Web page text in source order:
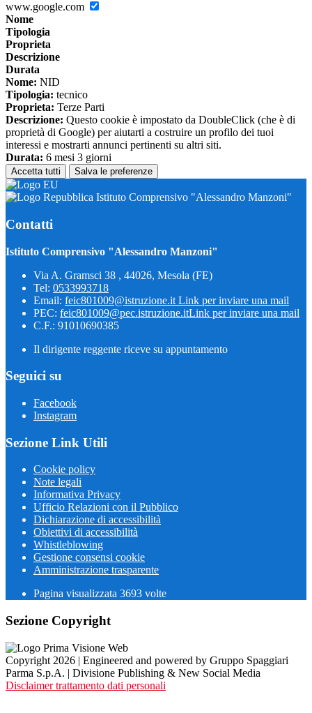
www.google.com
Nome
Tipologia
Proprieta
Descrizione
Durata
Nome: NID
Tipologia: tecnico
Proprieta: Terze Parti
Descrizione: Questo cookie è impostato da DoubleClick (che è di
proprietà di Google) per aiutarti a costruire un profilo dei tuoi
interessi e mostrarti annunci pertinenti su altri siti.
Durata: 6 mesi 3 giorni
Accetta tutti Salva le preferenze
Istituto Comprensivo "Alessandro Manzoni"
Contatti
Istituto Comprensivo "Alessandro Manzoni"
Via A. Gramsci 38 , 44026, Mesola (FE)
Tel: 0533993718
Email: feic801009@istruzione.it Link per inviare una mail
PEC: feic801009@pec.istruzione.itLink per inviare una mail
C.F.: 91010690385
Il dirigente reggente riceve su appuntamento
Seguici su
Facebook
Instagram
Sezione Link Utili
Cookie policy
Note legali
Informativa Privacy
Ufficio Relazioni con il Pubblico
Dichiarazione di accessibilità
Obiettivi di accessibilità
Whistleblowing
Gestione consensi cookie
Amministrazione trasparente
Pagina visualizzata 3693 volte
Sezione Copyright
Copyright 2026 | Engineered and powered by Gruppo Spaggiari
Parma S.p.A. | Divisione Publishing & New Social Media
Disclaimer trattamento dati personali